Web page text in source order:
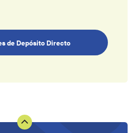
de Depósito Directo